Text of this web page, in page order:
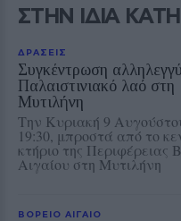
ΣΤΗΝ ΙΔΙΑ
ΔΡΑΣΕΙΣ
Συγκέντρωση
Παλαιστινιακό λαό στη
Μυτιλήνη
Την Κυριακή 9
19:30, μπροστά από το
κτήριο της Περιφέρειας
Αιγαίου στη Μυτιλήνη
ΒΟΡΕΙΟ ΑΙΓΑΙΟ